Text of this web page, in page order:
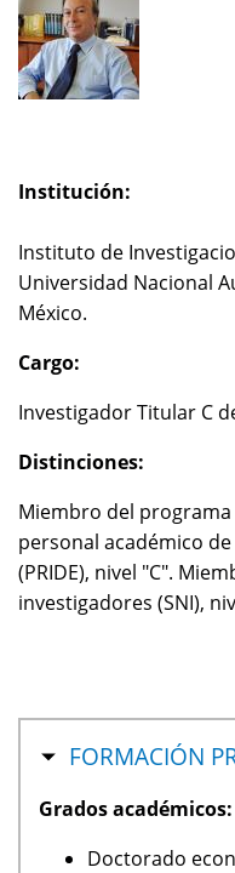
Institución:
Instituto de
Universidad Nacional
México.
Cargo:
Investigador Titular C
Distinciones:
Miembro del
personal académico
(PRIDE), nivel "C".
investigadores (SNI),
OCULTAR
FORMACIÓN
Grados académicos:
Doctorado